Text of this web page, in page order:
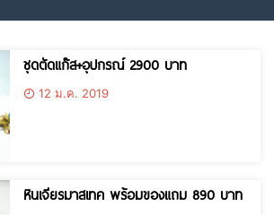
ชุดตัดแก๊ส​+อุปกรณ์ 2900 บาท
12 ม.ค. 2019
หินเจียรมาสเทค พร้อมของแถม 890 บาท